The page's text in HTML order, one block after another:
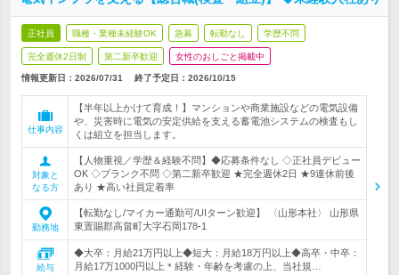
正社員 職種・業種未経験OK 急募 転勤なし 学歴不問
完全週休2日制 第二新卒歓迎 女性のおしごと掲載中
情報更新日：2026/07/31 終了予定日： 2026/10/15
仕事内容
【半年以上かけて育成！】マンションや商業施設などの電気設備
や、災害時に電気の安定供給を支える蓄電池システムの検査もし
くは組立を担当します。
対象と
なる方
【人物重視／学歴＆経験不問】◆応募条件なし ◇正社員デビュー
OK ◇ブランク不問 ◇第二新卒歓迎 ★完全週休2日 ★9連休前後
あり ★高い社員定着率
勤務地
【転勤なし/マイカー通勤可/UIターン歓迎】 〈山形本社〉 山形県
東置賜郡高畠町大字石岡178-1
給与
◆大卒：月給21万円以上◆短大：月給18万円以上◆高卒・中卒：
月給17万1000円以上＊経験・年齢を考慮の上、当社規…